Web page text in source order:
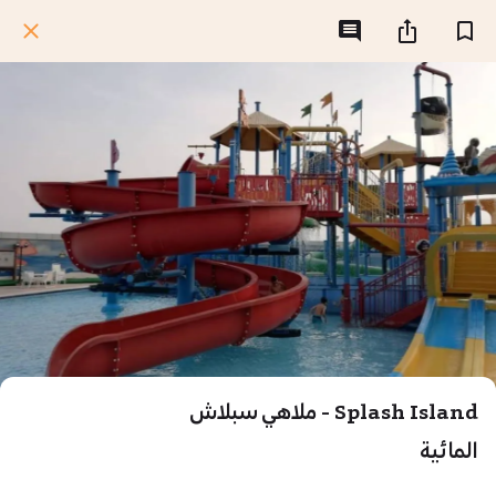
Splash Island - ملاهي سبلاش
المائية